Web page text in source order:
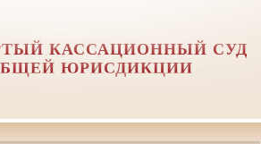
КАССАЦИОННЫЙ СУД
ЮРИСДИКЦИИ